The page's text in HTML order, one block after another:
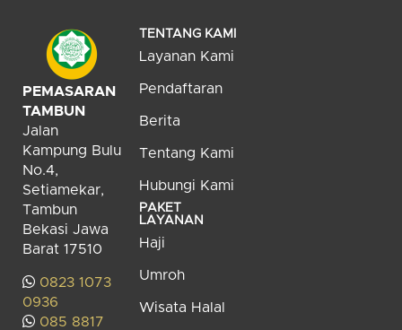
PEMASARAN
TAMBUN
Jalan
Kampung Bulu
No.4,
Setiamekar,
Tambun
Bekasi Jawa
Barat 17510
0823 1073
0936
085 8817
TENTANG KAMI
Layanan Kami
Pendaftaran
Berita
Tentang Kami
Hubungi Kami
PAKET
LAYANAN
Haji
Umroh
Wisata Halal